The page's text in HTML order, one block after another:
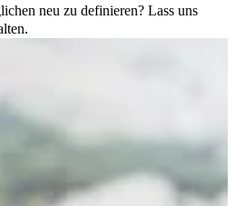
neu zu definieren? Lass uns